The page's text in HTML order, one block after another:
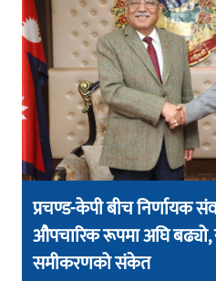
प्रचण्ड-केपी बीच निर्णायक
औपचारिक रूपमा अघि बढ्यो,
समीकरणको संकेत